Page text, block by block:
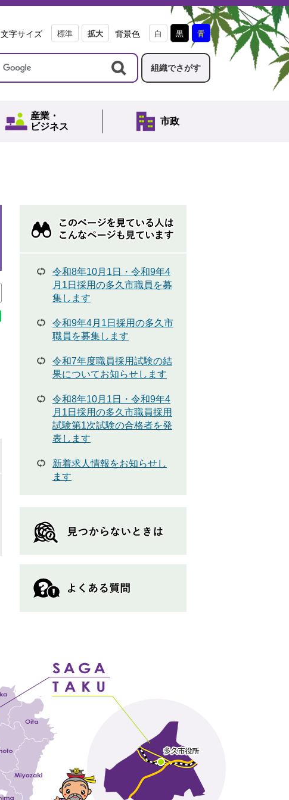
文字サイズ 標準 拡大 背景色 白 黒 青
組織でさがす
産業・
ビジネス
市政
の
ペ
令和8年10月1日・令和9年4
月1日採用の多久市職員を募
集します
令和9年4月1日採用の多久市
職員を募集します
令和7年度職員採用試験の結
果についてお知らせします
令和8年10月1日・令和9年4
月1日採用の多久市職員採用
試験第1次試験の合格者を発
表します
新着求人情報をお知らせし
ます